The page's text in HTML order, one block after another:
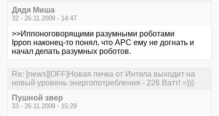
Дядя Миша
32 - 26.11.2009 - 14:47
>>Иппоноговорящими разумными роботами
Ippon наконец-то понял, что APC ему не догнать и
начал делать разумных роботов.
Re: [news][OFF]Новая печка от Интела выходит на
новый уровень энергопотребления - 226 Ватт! =)))
Пушной звер
33 - 26.11.2009 - 15:29